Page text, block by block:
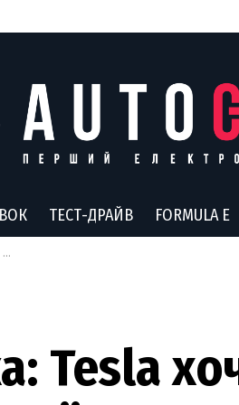
ТЕСТ-ДРАЙВ FORMULA E
Tesla